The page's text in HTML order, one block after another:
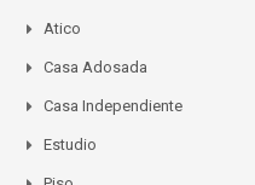
Atico
Casa Adosada
Casa Independiente
Estudio